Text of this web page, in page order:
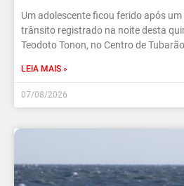
Um adolescente ficou ferido após
trânsito registrado na noite desta
Teodoto Tonon, no Centro de
LEIA MAIS »
07/08/2026